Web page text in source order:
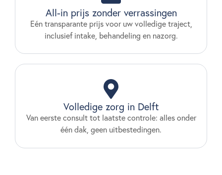
All-in prijs zonder verrassingen
Eén transparante prijs voor uw volledige traject,
inclusief intake, behandeling en nazorg.
Volledige zorg in Delft
Van eerste consult tot laatste controle: alles onder
één dak, geen uitbestedingen.